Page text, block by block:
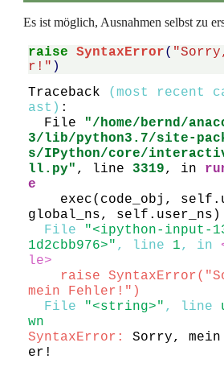
Es ist möglich, Ausnahmen selbst zu
raise SyntaxError(
r!" )
Traceback (most recent
ast) :
  File
"/home/bernd/
3/lib/python3.7/site-
s/IPython/core/
ll.py" , line 3319, in
e
  File
"<ipython-input-
1d2cbb976>" , line 1, in
le>
mein Fehler!")
  File
"<string>" , line
wn
SyntaxError :
Sorry,